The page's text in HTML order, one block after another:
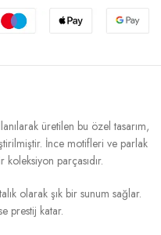
üretilen bu özel tasarım,
İnce motifleri ve parlak
parçasıdır.
olarak şık bir sunum sağlar.
prestij katar.